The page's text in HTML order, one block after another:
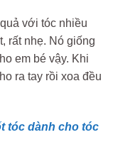
với tóc nhiều
rất nhẹ. Nó giống
em bé vậy. Khi
ra tay rồi xoa đều
tóc dành cho tóc